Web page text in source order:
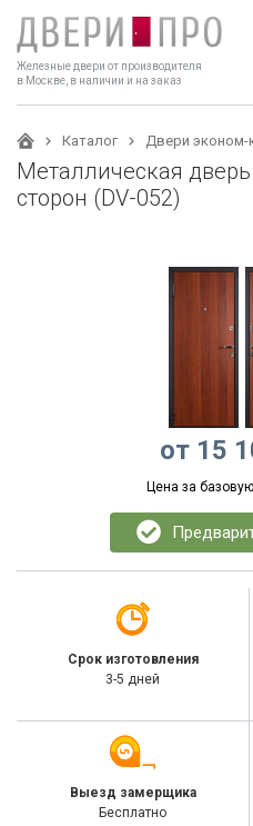
Железные двери от производителя
в Москве, в наличии и на заказ
Каталог Двери эконом-
Металлическая
сторон (DV-052)
от 15
Цена за
Срок изготовления
3-5 дней
Выезд замерщика
Бесплатно